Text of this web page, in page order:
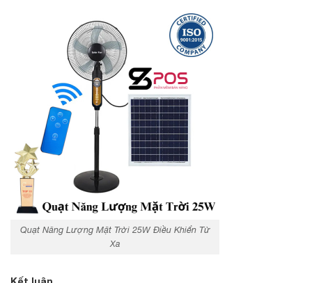
Quạt Năng Lượng Mặt Trời 25W Điều Khiển Từ
Xa